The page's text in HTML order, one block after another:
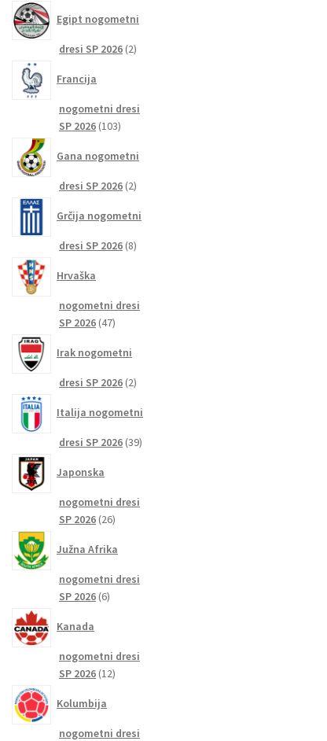
Egipt nogometni
dresi SP 2026 22
Francija
nogometni dresi
SP 2026 103103
Gana nogometni
dresi SP 2026 22
Grčija nogometni
dresi SP 2026 88
Hrvaška
nogometni dresi
SP 2026 4747
Irak nogometni
dresi SP 2026 22
Italija nogometni
dresi SP 2026 3939
Japonska
nogometni dresi
SP 2026 2626
Južna Afrika
nogometni dresi
SP 2026 66
Kanada
nogometni dresi
SP 2026 1212
Kolumbija
nogometni dresi